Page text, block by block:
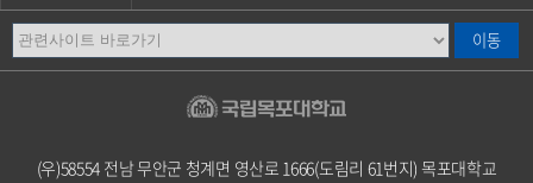
이메일무단수집거부 캠퍼스안내
(우)58554 전남 무안군 청계면 영산로 1666(도림리 61번지) 목포대학교